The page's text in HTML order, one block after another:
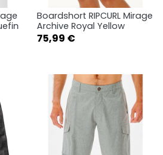
Boardshort RIPCURL Mirage
Archive Royal Yellow
Prix
75,99 €